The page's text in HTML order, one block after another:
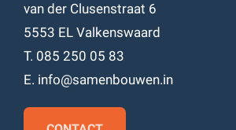
van der Clusenstraat 6
5553 EL Valkenswaard
T. 085 250 05 83
E. info@samenbouwen.in